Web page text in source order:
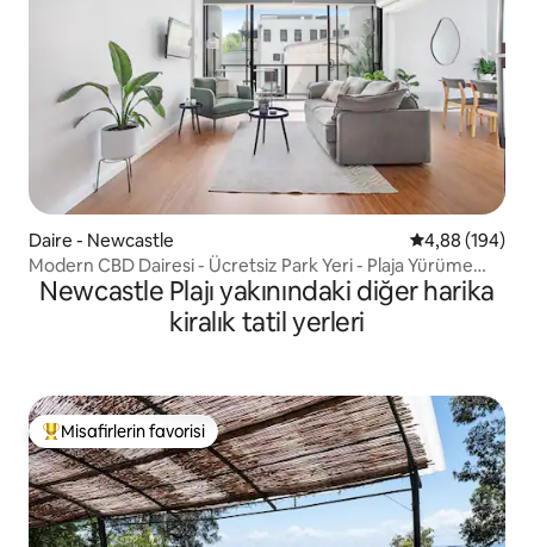
Daire - Newcastle 5 üzerinden
4,88 (194)
Modern CBD Dairesi - Ücretsiz Park Yeri - Plaja Yürüme
Mesafesinde
Newcastle Plajı yakınındaki diğer harika
kiralık tatil yerleri
Misafirlerin favorilerinden en beğenilenler arasında
Misafirlerin favorisi